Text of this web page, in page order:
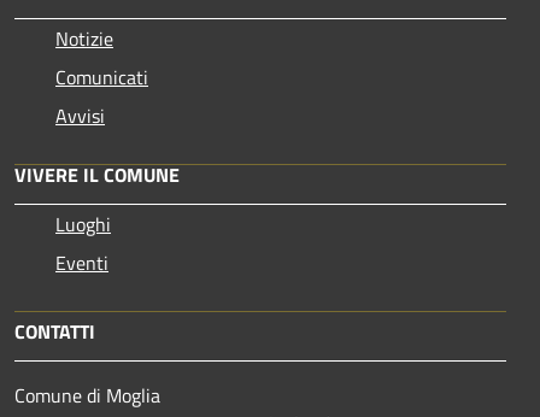
Notizie
Comunicati
Avvisi
VIVERE IL COMUNE
Luoghi
Eventi
CONTATTI
Comune di Moglia